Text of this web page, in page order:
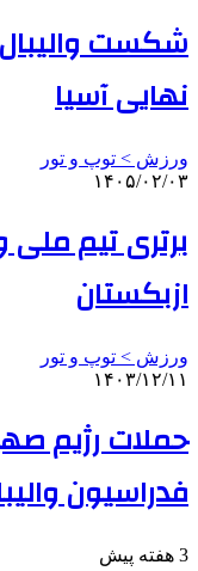
شکست والیبال
نهایی آسیا
ورزش > توپ و تور
۱۴۰۵/۰۲/۰۳
برتری تیم
ازبکستان
ورزش > توپ و تور
۱۴۰۳/۱۲/۱۱
حملات رژیم
فدراسیون
3 هفته پیش